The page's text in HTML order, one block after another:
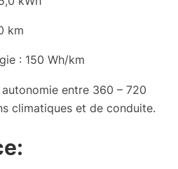
km
: 150 Wh/km
entre 360 – 720
climatiques et de conduite.